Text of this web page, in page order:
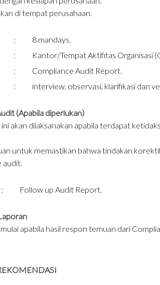
di tempat perusahaan.
:
8 mandays.
:
Kantor/Tempat Aktifitas Organisasi
:
Compliance Audit Report.
: interview, observasi, klarifikasi dan
(Apabila diperlukan)
ini akan dilaksanakan apabila terdapat
untuk memastikan bahwa tindakan
audit.
: Follow up Audit Report.
apabila hasil respon temuan dari